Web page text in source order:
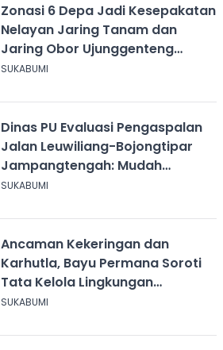
Zonasi 6 Depa Jadi Kesepakatan
Nelayan Jaring Tanam dan
Jaring Obor Ujunggenteng
Sukabumi
SUKABUMI
Dinas PU Evaluasi Pengaspalan
Jalan Leuwiliang-Bojongtipar
Jampangtengah: Mudah
Mengelupas
SUKABUMI
Ancaman Kekeringan dan
Karhutla, Bayu Permana Soroti
Tata Kelola Lingkungan
Sukabumi
SUKABUMI